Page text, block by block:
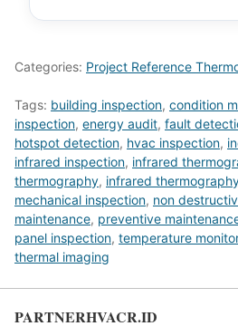
Categories: Project Reference
Tags: building inspection, condition
inspection, energy audit, fault
hotspot detection, hvac inspection,
infrared inspection, infrared
thermography, infrared
mechanical inspection, non
maintenance, preventive
panel inspection, temperature
thermal imaging
PARTNERHVACR.ID